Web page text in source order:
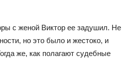
с женой Виктор ее задушил. Не
но это было и жестоко, и
же, как полагают судебные